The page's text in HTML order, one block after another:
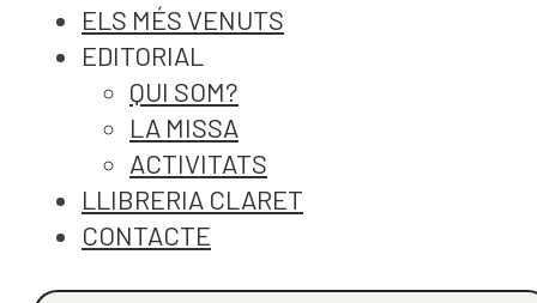
ELS MÉS VENUTS
EDITORIAL
QUI SOM?
LA MISSA
ACTIVITATS
LLIBRERIA CLARET
CONTACTE